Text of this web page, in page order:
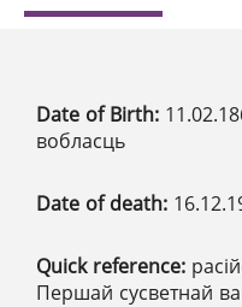
Date of Birth:
вобласць
Date of death:
Quick reference:
Першай сусветнай